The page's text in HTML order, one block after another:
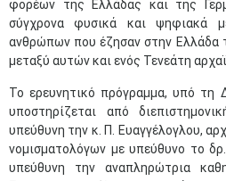
φορέων της Ελλάδας και της
σύγχρονα φυσικά και ψηφιακά
ανθρώπων που έζησαν στην Ελλάδα
μεταξύ αυτών και ενός Τενεάτη
Το ερευνητικό πρόγραμμα, υπό τη
υποστηρίζεται από
υπεύθυνη την κ. Π. Ευαγγέλογλου,
νομισματολόγων με υπεύθυνο το
υπεύθυνη την αναπληρώτρια